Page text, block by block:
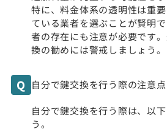
特に、料金体系の透明性は重
ている業者を選ぶことが賢明
者の存在にも注意が必要です
換の勧めには警戒しましょう。
自分で鍵交換を行う際の注意
自分で鍵交換を行う際は、以
う。